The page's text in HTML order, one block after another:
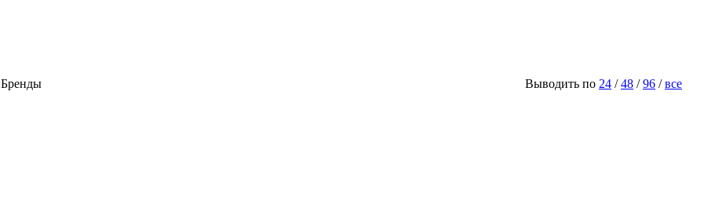
Выводить по 24 /48 /96 /все
Бренды